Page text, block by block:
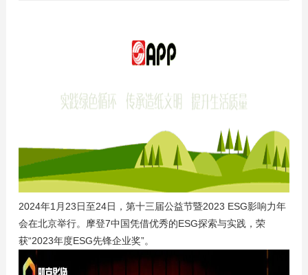
2024年1月23日至24日，第十三届公益节暨2023 ESG影响力年
会在北京举行。摩登7中国凭借优秀的ESG探索与实践，荣
获“2023年度ESG先锋企业奖”。